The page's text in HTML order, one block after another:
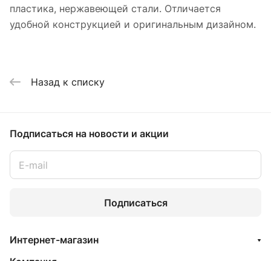
пластика, нержавеющей стали. Отличается
удобной конструкцией и оригинальным дизайном.
Назад к списку
Подписаться на новости и акции
Подписаться
Интернет-магазин